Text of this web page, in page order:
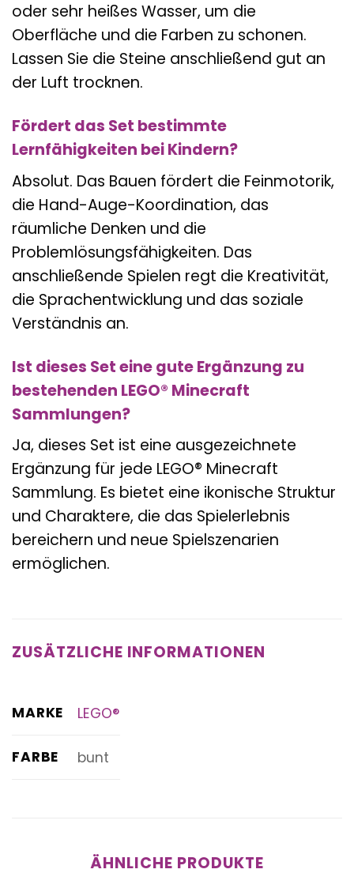
oder sehr heißes Wasser, um die
Oberfläche und die Farben zu schonen.
Lassen Sie die Steine anschließend gut an
der Luft trocknen.
Fördert das Set bestimmte
Lernfähigkeiten bei Kindern?
Absolut. Das Bauen fördert die Feinmotorik,
die Hand-Auge-Koordination, das
räumliche Denken und die
Problemlösungsfähigkeiten. Das
anschließende Spielen regt die Kreativität,
die Sprachentwicklung und das soziale
Verständnis an.
Ist dieses Set eine gute Ergänzung zu
bestehenden LEGO® Minecraft
Sammlungen?
Ja, dieses Set ist eine ausgezeichnete
Ergänzung für jede LEGO® Minecraft
Sammlung. Es bietet eine ikonische Struktur
und Charaktere, die das Spielerlebnis
bereichern und neue Spielszenarien
ermöglichen.
ZUSÄTZLICHE INFORMATIONEN
MARKE LEGO®
FARBE bunt
ÄHNLICHE PRODUKTE